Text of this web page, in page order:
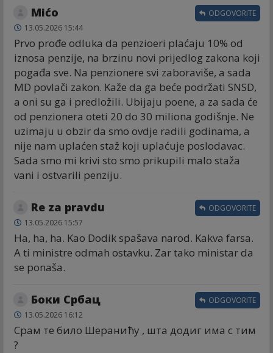
Mićo
13.05.2026 15:44
Prvo prođe odluka da penzioeri plaćaju 10% od
iznosa penzije, na brzinu novi prijedlog zakona koji
pogađa sve. Na penzionere svi zaboraviše, a sada
MD povlači zakon. Kaže da ga beće podržati SNSD,
a oni su ga i predložili. Ubijaju poene, a za sada će
od penzionera oteti 20 do 30 miliona godišnje. Ne
uzimaju u obzir da smo ovdje radili godinama, a
nije nam uplaćen staž koji uplaćuje poslodavac.
Sada smo mi krivi sto smo prikupili malo staža
vani i ostvarili penziju.
ODGOVORITE
Re za pravdu
13.05.2026 15:57
Ha, ha, ha. Kao Dodik spašava narod. Kakva farsa.
A ti ministre odmah ostavku. Zar tako ministar da
se ponaša.
ODGOVORITE
Боки Србац
13.05.2026 16:12
Срам те било Шеранићу , шта додиг има с тим
?
ODGOVORITE